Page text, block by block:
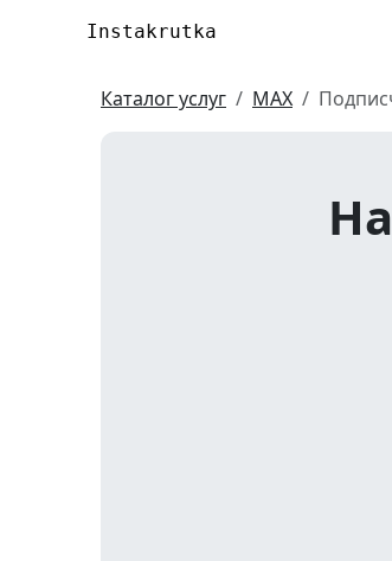
Instakrutka
Каталог услуг MAX